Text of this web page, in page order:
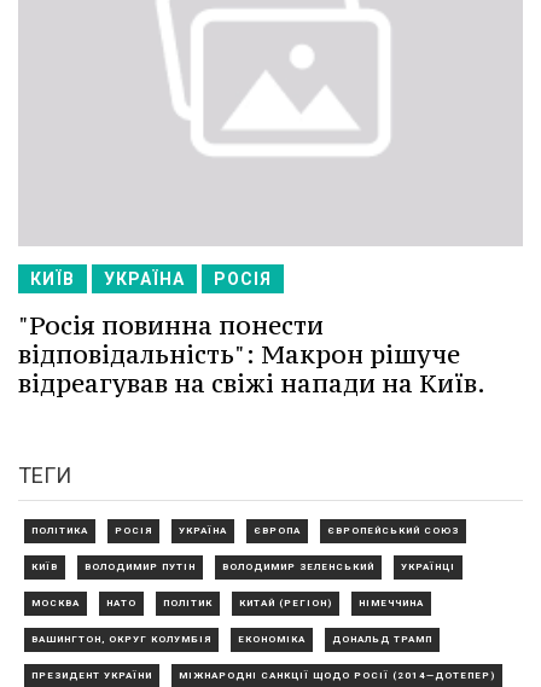
КИЇВ УКРАЇНА РОСІЯ
"Росія повинна понести
відповідальність": Макрон рішуче
відреагував на свіжі напади на Київ.
ТЕГИ
ПОЛІТИКА РОСІЯ УКРАЇНА ЄВРОПА ЄВРОПЕЙСЬКИЙ СОЮЗ
КИЇВ ВОЛОДИМИР ПУТІН ВОЛОДИМИР ЗЕЛЕНСЬКИЙ УКРАЇНЦІ
МОСКВА НАТО ПОЛІТИК КИТАЙ (РЕГІОН) НІМЕЧЧИНА
ВАШИНГТОН, ОКРУГ КОЛУМБІЯ ЕКОНОМІКА ДОНАЛЬД ТРАМП
ПРЕЗИДЕНТ УКРАЇНИ МІЖНАРОДНІ САНКЦІЇ ЩОДО РОСІЇ (2014—ДОТЕПЕР)